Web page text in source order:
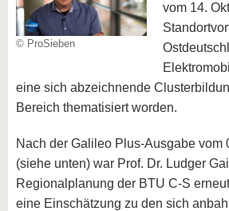
© ProSieben
vom 14.
eine sich abzeichnende
Bereich thematisiert worden.
Nach der Galileo Plus-Ausgabe vom
(siehe unten) war Prof. Dr. Ludger
Regionalplanung der BTU C-S
eine Einschätzung zu den sich